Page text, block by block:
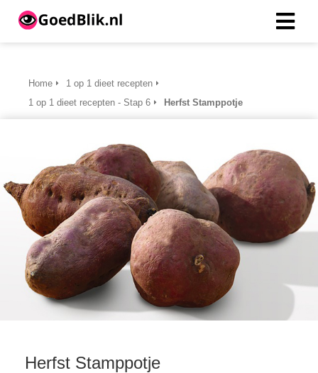
Home
1 op 1 dieet recepten
1 op 1 dieet recepten - Stap 6
Herfst Stamppotje
Herfst Stamppotje